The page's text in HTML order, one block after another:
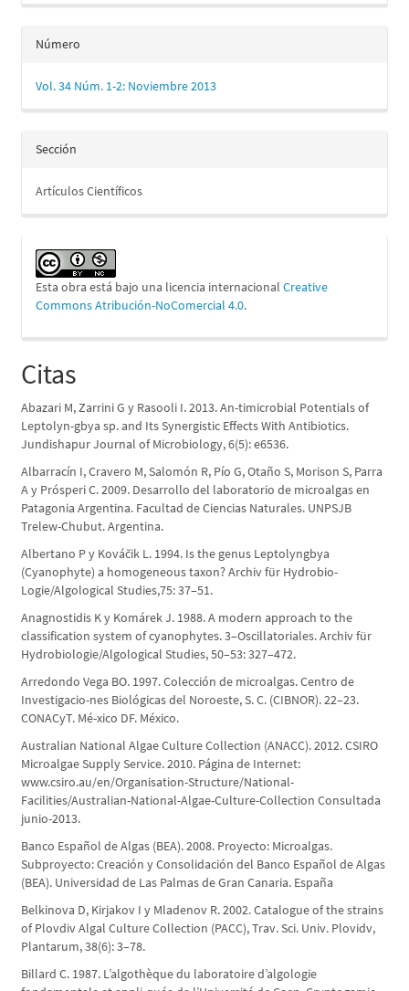
Número
Vol. 34 Núm. 1-2: Noviembre 2013
Sección
Artículos Científicos
Esta obra está bajo una licencia internacionalCreative
Commons Atribución-NoComercial 4.0.
Citas
Abazari M, Zarrini G y Rasooli I. 2013. An-timicrobial Potentials of
Leptolyn-gbya sp. and Its Synergistic Effects With Antibiotics.
Jundishapur Journal of Microbiology, 6(5): e6536.
Albarracín I, Cravero M, Salomón R, Pío G, Otaño S, Morison S, Parra
A y Prósperi C. 2009. Desarrollo del laboratorio de microalgas en
Patagonia Argentina. Facultad de Ciencias Naturales. UNPSJB
Trelew-Chubut. Argentina.
Albertano P y Kováčik L. 1994. Is the genus Leptolyngbya
(Cyanophyte) a homogeneous taxon? Archiv für Hydrobio-
Logie/Algological Studies,75: 37–51.
Anagnostidis K y Komárek J. 1988. A modern approach to the
classification system of cyanophytes. 3–Oscillatoriales. Archiv für
Hydrobiologie/Algological Studies, 50–53: 327–472.
Arredondo Vega BO. 1997. Colección de microalgas. Centro de
Investigacio-nes Biológicas del Noroeste, S. C. (CIBNOR). 22–23.
CONACyT. Mé-xico DF. México.
Australian National Algae Culture Collection (ANACC). 2012. CSIRO
Microalgae Supply Service. 2010. Página de Internet:
www.csiro.au/en/Organisation-Structure/National-
Facilities/Australian-National-Algae-Culture-Collection Consultada
junio-2013.
Banco Español de Algas (BEA). 2008. Proyecto: Microalgas.
Subproyecto: Creación y Consolidación del Banco Español de Algas
(BEA). Universidad de Las Palmas de Gran Canaria. España
Belkinova D, Kirjakov I y Mladenov R. 2002. Catalogue of the strains
of Plovdiv Algal Culture Collection (PACC), Trav. Sci. Univ. Plovidv,
Plantarum, 38(6): 3–78.
Billard C. 1987. L’algothèque du laboratoire d’algologie